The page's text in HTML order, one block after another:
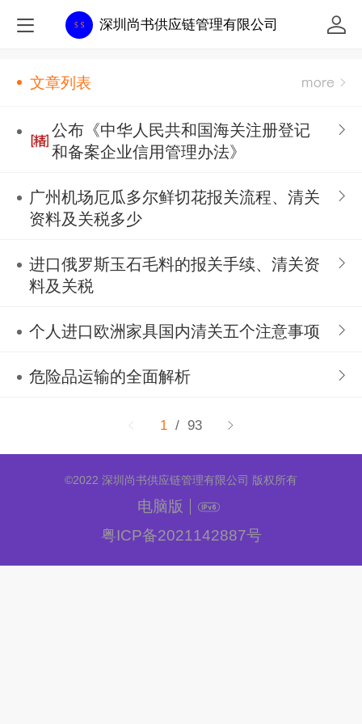
深圳尚书供应链管理有限公司
文章列表
公布《中华人民共和国海关注册登记
和备案企业信用管理办法》
广州机场厄瓜多尔鲜切花报关流程、清关
资料及关税多少
进口俄罗斯玉石毛料的报关手续、清关资
料及关税
个人进口欧洲家具国内清关五个注意事项
危险品运输的全面解析
1 / 93
©2022 深圳尚书供应链管理有限公司 版权所有
电脑版
粤ICP备2021142887号